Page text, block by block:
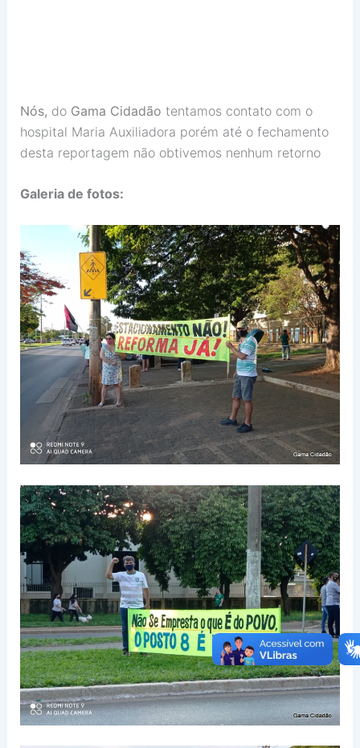
Nós, do Gama Cidadão tentamos contato com o
hospital Maria Auxiliadora porém até o fechamento
desta reportagem não obtivemos nenhum retorno
Galeria de fotos: